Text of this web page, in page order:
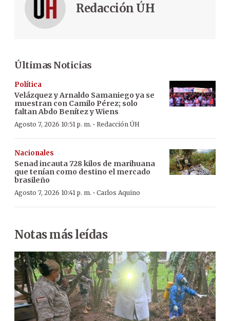
Redacción ÚH
Últimas Noticias
Política
Velázquez y Arnaldo Samaniego ya se
muestran con Camilo Pérez; solo
faltan Abdo Benítez y Wiens
Agosto 7, 2026 10:51 p. m. · Redacción ÚH
Nacionales
Senad incauta 728 kilos de marihuana
que tenían como destino el mercado
brasileño
Agosto 7, 2026 10:41 p. m. · Carlos Aquino
Notas más leídas